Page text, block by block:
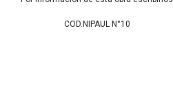
COD.NIPAUL N°10